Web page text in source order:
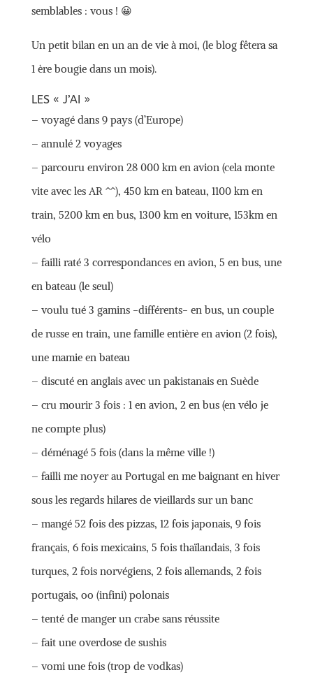
semblables : vous ! 😀
Un petit bilan en un an de vie à moi, (le blog fêtera sa
1 ère bougie dans un mois).
LES « J’AI »
– voyagé dans 9 pays (d’Europe)
– annulé 2 voyages
– parcouru environ 28 000 km en avion (cela monte
vite avec les AR ^^), 450 km en bateau, 1100 km en
train, 5200 km en bus, 1300 km en voiture, 153km en
vélo
– failli raté 3 correspondances en avion, 5 en bus, une
en bateau (le seul)
– voulu tué 3 gamins -différents- en bus, un couple
de russe en train, une famille entière en avion (2 fois),
une mamie en bateau
– discuté en anglais avec un pakistanais en Suède
– cru mourir 3 fois : 1 en avion, 2 en bus (en vélo je
ne compte plus)
– déménagé 5 fois (dans la même ville !)
– failli me noyer au Portugal en me baignant en hiver
sous les regards hilares de vieillards sur un banc
– mangé 52 fois des pizzas, 12 fois japonais, 9 fois
français, 6 fois mexicains, 5 fois thaïlandais, 3 fois
turques, 2 fois norvégiens, 2 fois allemands, 2 fois
portugais, oo (infini) polonais
– tenté de manger un crabe sans réussite
– fait une overdose de sushis
– vomi une fois (trop de vodkas)